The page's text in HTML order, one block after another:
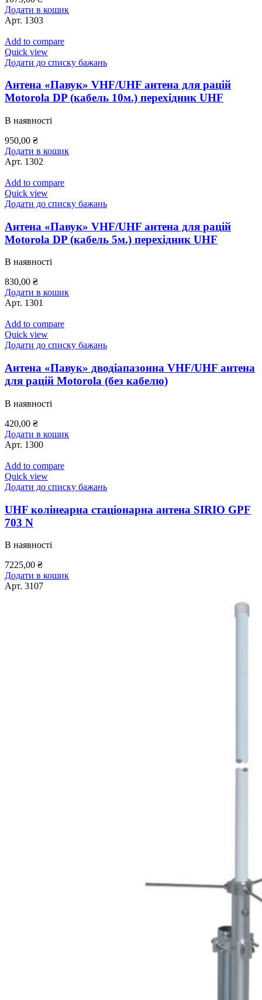
Додати в кошик
Арт. 1303
Add to compare
Quick view
Додати до списку бажань
Антена «Павук» VHF/UHF антена для рацій
Motorola DP (кабель 10м.) перехідник UHF
В наявності
950,00 ₴
Додати в кошик
Арт. 1302
Add to compare
Quick view
Додати до списку бажань
Антена «Павук» VHF/UHF антена для рацій
Motorola DP (кабель 5м.) перехідник UHF
В наявності
830,00 ₴
Додати в кошик
Арт. 1301
Add to compare
Quick view
Додати до списку бажань
Антена «Павук» дводіапазонна VHF/UHF антена
для рацій Motorola (без кабелю)
В наявності
420,00 ₴
Додати в кошик
Арт. 1300
Add to compare
Quick view
Додати до списку бажань
UHF колінеарна стаціонарна антена SIRIO GPF
703 N
В наявності
7225,00 ₴
Додати в кошик
Арт. 3107